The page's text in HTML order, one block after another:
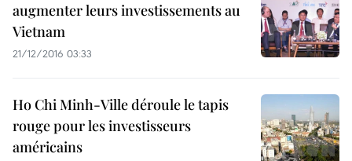
augmenter leurs investissements au
Vietnam
21/12/2016 03:33
Ho Chi Minh-Ville déroule le tapis
rouge pour les investisseurs
américains